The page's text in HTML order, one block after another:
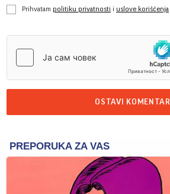
Prihvatam politiku privatnosti i uslove korišćenja
OSTAVI KOMENTAR